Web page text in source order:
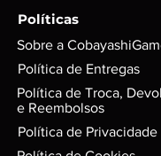
selo de garantia
Alguns produtos
riscos e sinais do
jogos em disco,
performance do
Políticas
Sobre a
Política de Entregas
Política de Troca,
e Reembolsos
Política de Privacidade